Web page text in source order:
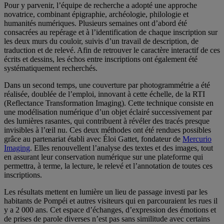
Pour y parvenir, l’équipe de recherche a adopté une approche
novatrice, combinant épigraphie, archéologie, philologie et
humanités numériques. Plusieurs semaines ont d’abord été
consacrées au repérage et à l’identification de chaque inscription sur
les deux murs du couloir, suivis d’un travail de description, de
traduction et de relevé. Afin de retrouver le caractère interactif de ces
écrits et dessins, les échos entre inscriptions ont également été
systématiquement recherchés.
Dans un second temps, une couverture par photogrammétrie a été
réalisée, doublée de l’emploi, innovant à cette échelle, de la RTI
(Reflectance Transformation Imaging). Cette technique consiste en
une modélisation numérique d’un objet éclairé successivement par
des lumières rasantes, qui contribuent à révéler des tracés presque
invisibles à l’œil nu. Ces deux méthodes ont été rendues possibles
grâce au partenariat établi avec Éloi Gattet, fondateur de Mercurio
Imaging. Elles renouvellent l’analyse des textes et des images, tout
en assurant leur conservation numérique sur une plateforme qui
permettra, à terme, la lecture, le relevé et l’annotation de toutes ces
inscriptions.
Les résultats mettent en lumière un lieu de passage investi par les
habitants de Pompéi et autres visiteurs qui en parcouraient les rues il
y a 2 000 ans. Cet espace d’échanges, d’expression des émotions et
de prises de parole diverses n’est pas sans similitude avec certains